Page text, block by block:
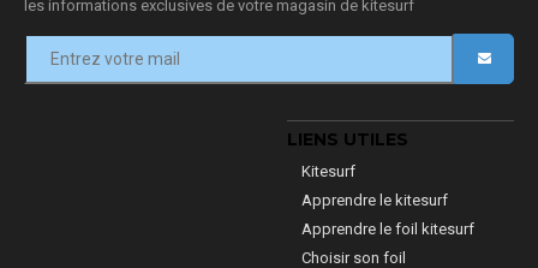
les informations exclusives de votre magasin de kitesurf
LIENS UTILES
Kitesurf
Apprendre le kitesurf
Apprendre le foil kitesurf
Choisir son foil